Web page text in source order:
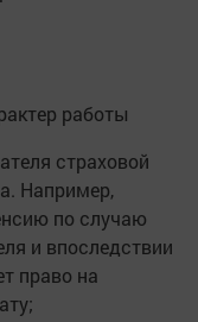
работы
страховой
Например,
по случаю
и впоследствии
право на